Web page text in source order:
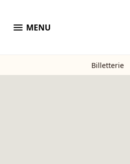
menu MENU
Billetterie